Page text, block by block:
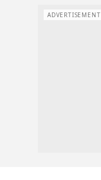
ADVERTISEMENT